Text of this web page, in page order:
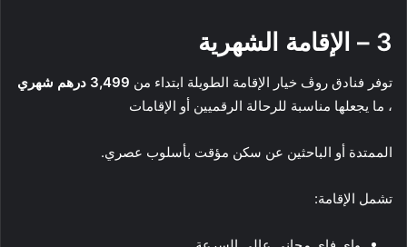
3 – الإقامة الشهرية
توفر فنادق روڤ خيار الإقامة الطويلة ابتداء من 3,499 درهم شهري
، ما يجعلها مناسبة للرحالة الرقميين أو الإقامات
الممتدة أو الباحثين عن سكن مؤقت بأسلوب عصري.
تشمل الإقامة: